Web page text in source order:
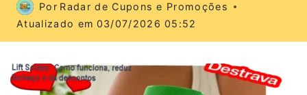
Por Radar de Cupons e Promoções
Atualizado em 03/07/2026 05:52